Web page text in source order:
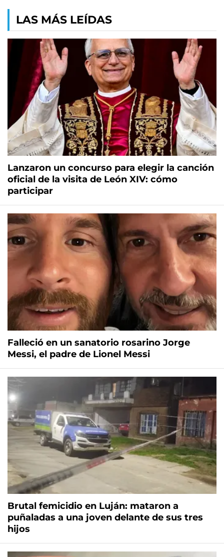
LAS MÁS LEÍDAS
Lanzaron un concurso para elegir la canción
oficial de la visita de León XIV: cómo
participar
Falleció en un sanatorio rosarino Jorge
Messi, el padre de Lionel Messi
Brutal femicidio en Luján: mataron a
puñaladas a una joven delante de sus tres
hijos